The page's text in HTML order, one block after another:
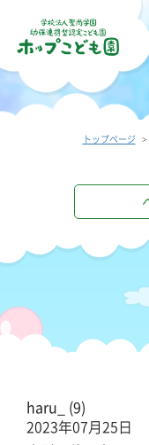
トップページ
haru_ (9)
2023年07月25日